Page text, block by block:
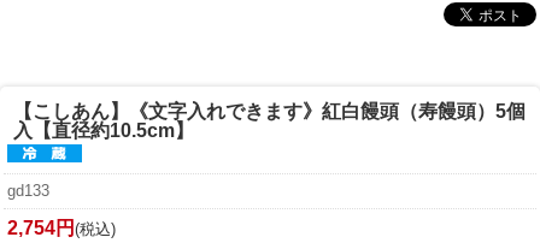
【こしあん】《文字入れできます》 紅白饅頭（寿饅頭）5個
入【直径約10.5cm】
gd133
2,754円 (税込)